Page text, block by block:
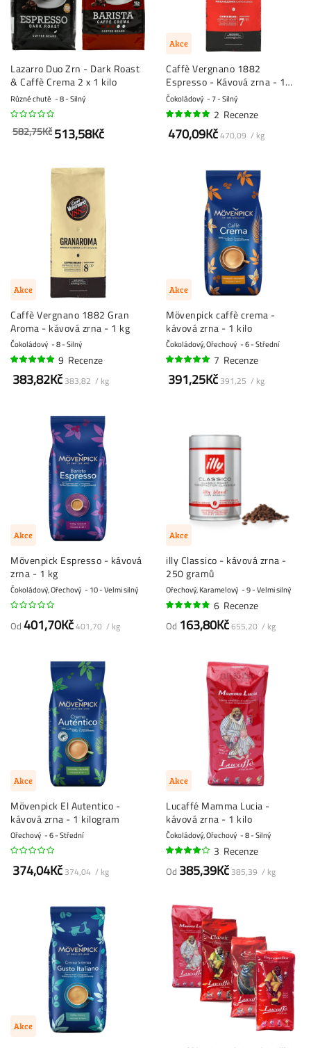
Lazarro Duo Zrn - Dark Roast
& Caffè Crema 2 x 1 kilo
Různé chutě 8 - Silný
513,58Kč
582,75Kč
Akce
Caffè Vergnano 1882
Espresso - Kávová zrna - 1
kilo
Čokoládový 7 - Silný
2 Recenze
470,09Kč470,09 / kg
Akce
Caffè Vergnano 1882 Gran
Aroma - kávová zrna - 1 kg
Čokoládový 8 - Silný
9 Recenze
383,82Kč 383,82 / kg
Akce
Mövenpick caffè crema -
kávová zrna - 1 kilo
Čokoládový, Ořechový 6 - Střední
7 Recenze
391,25Kč 391,25 / kg
Akce
Mövenpick Espresso - kávová
zrna - 1 kg
Čokoládový, Ořechový 10 - Velmi silný
Od 401,70Kč401,70 / kg
Akce
illy Classico - kávová zrna -
250 gramů
Ořechový, Karamelový 9 - Velmi silný
6 Recenze
Od 163,80Kč655,20 / kg
Akce
Mövenpick El Autentico -
kávová zrna - 1 kilogram
Ořechový 6 - Střední
374,04Kč 374,04 / kg
Akce
Lucaffé Mamma Lucia -
kávová zrna - 1 kilo
Čokoládový, Ořechový 8 - Silný
3 Recenze
Od 385,39Kč 385,39 / kg
Akce